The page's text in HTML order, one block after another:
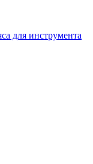
для инструмента